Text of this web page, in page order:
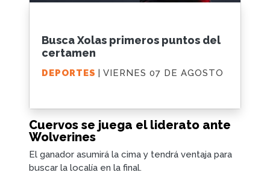
Cuervos se juega el liderato ante
Wolverines
El ganador asumirá la cima y tendrá ventaja para
buscar la localía en la final.
Busca Xolas primeros puntos del
certamen
DEPORTES | VIERNES 07 DE AGOSTO